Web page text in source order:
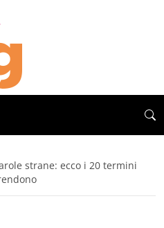
strane: ecco i 20 termini